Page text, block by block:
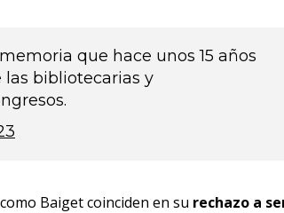
que hace unos 15 años
bibliotecarias y
Baiget coinciden en su rechazo a